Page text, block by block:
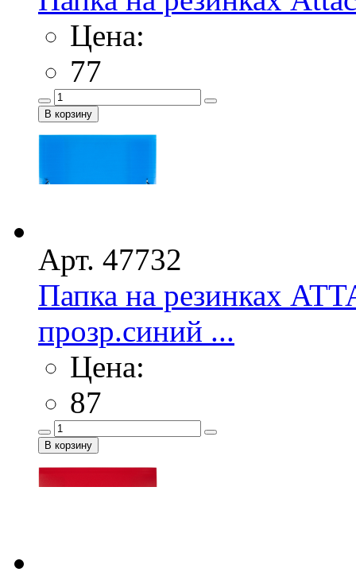
Цена:
77
Арт. 47732
Папка на резинках
прозр.синий ...
Цена:
87